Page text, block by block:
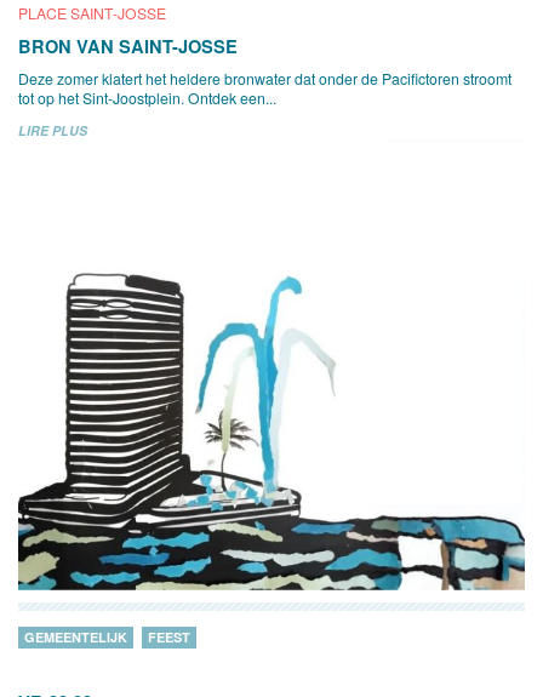
PLACE SAINT-JOSSE
BRON VAN SAINT-JOSSE
Deze zomer klatert het heldere bronwater dat onder de Pacifictoren stroomt
tot op het Sint-Joostplein. Ontdek een...
LIRE PLUS
GEMEENTELIJK FEEST